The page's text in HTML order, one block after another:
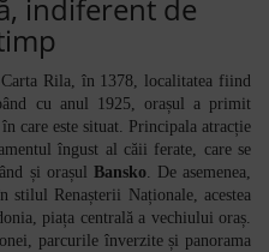
indiferent de
Rila, în 1378, localitatea fiind
cu anul 1925, orașul a primit
care este situat. Principala atracție
îngust al căii ferate, care se
și orașul Bansko. De asemenea,
stilul Renașterii Naționale, acestea
piața centrală a vechiului oraș.
parcurile înverzite și panorama